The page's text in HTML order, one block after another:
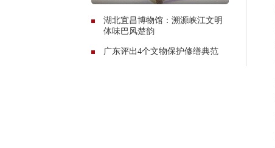
湖北宜昌博物馆：溯源峡江文明
体味巴风楚韵
广东评出4个文物保护修缮典范